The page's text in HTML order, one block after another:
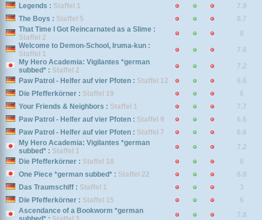
Legends : Staffel 1
7.9
The Boys : Staffel 5
8.7
That Time I Got Reincarnated as a Slime :
Staffel 2
8
Welcome to Demon-School, Iruma-kun :
Staffel 1
7.6
My Hero Academia: Vigilantes *german
subbed* : Staffel 2
7.2
Paw Patrol - Helfer auf vier Pfoten : Staffel 12
6.6
Die Pfefferkörner : Staffel 19
6
Your Friends & Neighbors : Staffel 1
7.7
Paw Patrol - Helfer auf vier Pfoten : Staffel 9
6.6
Paw Patrol - Helfer auf vier Pfoten : Staffel 7
6.6
My Hero Academia: Vigilantes *german
subbed* : Staffel 1
7.2
Die Pfefferkörner : Staffel 18
6
One Piece *german subbed* : Staffel 22
8.8
Das Traumschiff : Staffel 1
3
Die Pfefferkörner : Staffel 15
6
Ascendance of a Bookworm *german
7.8